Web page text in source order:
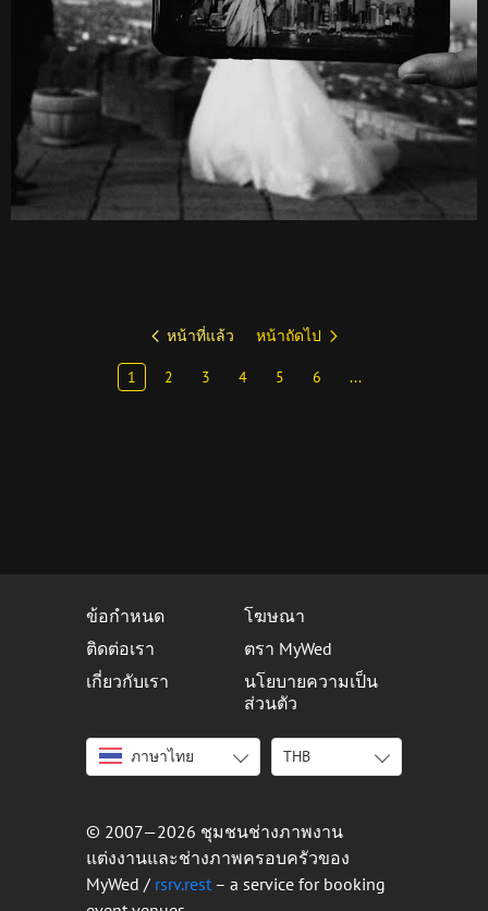
หน้าที่แล้ว หน้าถัดไป
1 2 3 4 5 6 ...
ข้อกำหนด
โฆษณา
ติดต่อเรา
ตรา MyWed
เกี่ยวกับเรา
นโยบายความเป็น
ส่วนตัว
ภาษาไทย
English
Español
THB
USD
© 2007—2026 ชุมชนช่างภาพงาน
แต่งงานและช่างภาพครอบครัวของ
MyWed / rsrv.rest – a service for booking